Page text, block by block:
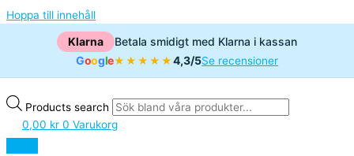
Hoppa till innehåll
Klarna
Betala smidigt med Klarna i kassan
Google★★★★★4,3/5Se recensioner
Products search
0,00 kr 0 Varukorg